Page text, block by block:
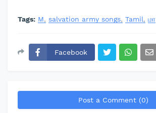
Tags: M salvation army songs Tamil மா
Facebook
Post a Comment (0)